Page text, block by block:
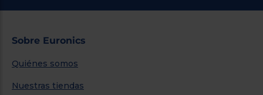
Sobre Euronics
Quiénes somos
Nuestras tiendas